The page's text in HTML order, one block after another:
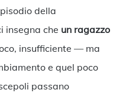
della
insegna che un ragazzo
insufficiente — ma
e quel poco
passano